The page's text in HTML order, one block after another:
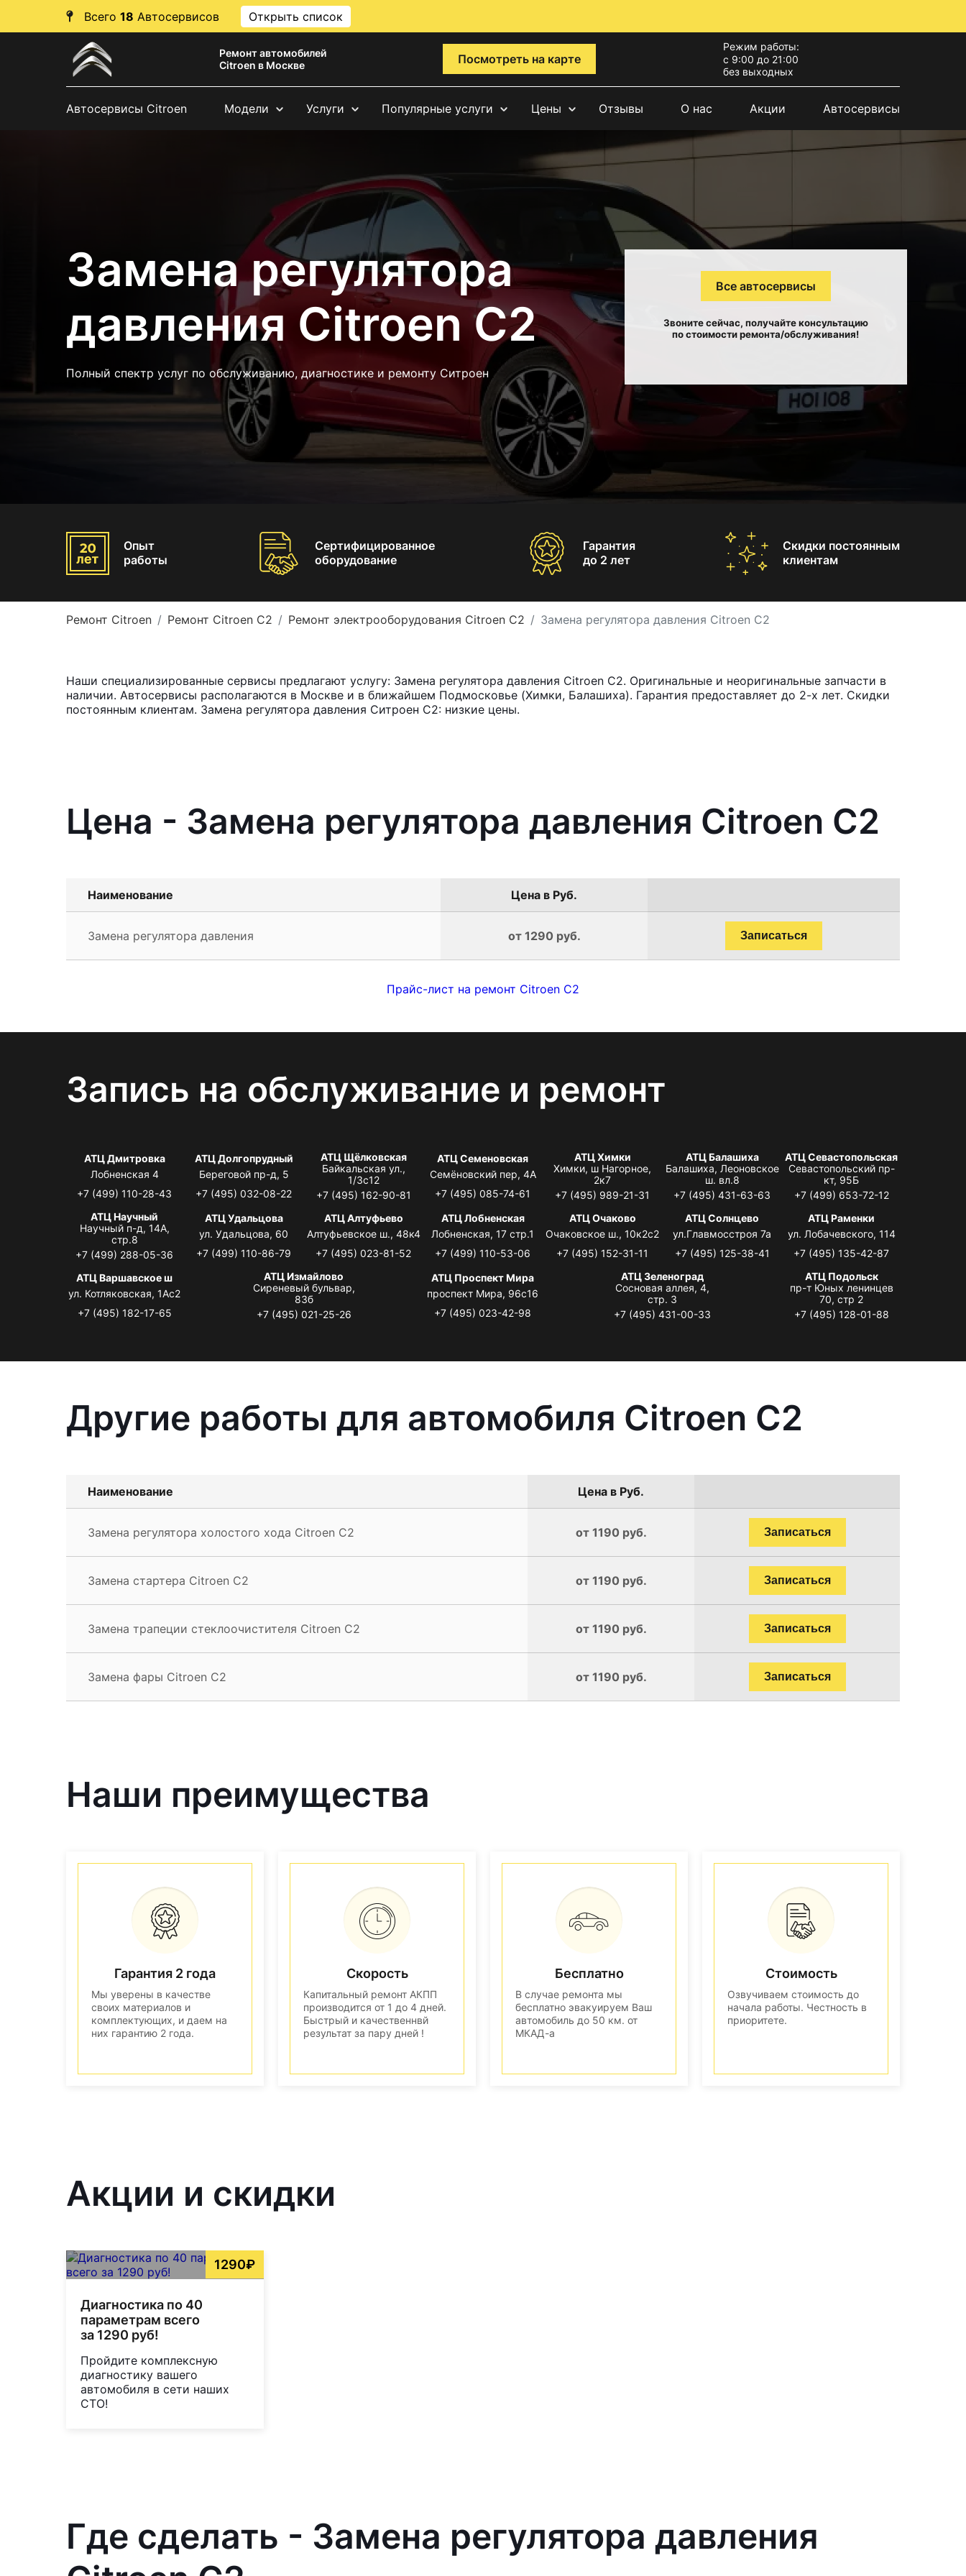
Всего 18 Автосервисов Открыть список
Ремонт автомобилей
Citroen в Москве
Посмотреть на карте
Режим работы:
с 9:00 до 21:00
без выходных
Автосервисы Citroen Модели Услуги Популярные услуги Цены Отзывы О нас Акции Автосервисы
Замена регулятора
давления Citroen C2
Полный спектр услуг по обслуживанию, диагностике и ремонту Ситроен
Все автосервисы
Звоните сейчас, получайте консультацию
по стоимости ремонта/обслуживания!
Опыт
работы
Сертифицированное
оборудование
Гарантия
до 2 лет
Скидки постоянным
клиентам
Ремонт Citroen Ремонт Citroen C2 Ремонт электрооборудования Citroen C2 Замена регулятора давления Citroen C2
Наши специализированные сервисы предлагают услугу: Замена регулятора давления Citroen C2. Оригинальные и неоригинальные запчасти в
наличии. Автосервисы располагаются в Москве и в ближайшем Подмосковье (Химки, Балашиха). Гарантия предоставляет до 2-х лет. Скидки
постоянным клиентам. Замена регулятора давления Ситроен С2: низкие цены.
Цена - Замена регулятора давления Citroen C2
Наименование Цена в Руб.
Замена регулятора давления от 1290 руб. Записаться
Прайс-лист на ремонт Citroen C2
Запись на обслуживание и ремонт
АТЦ Дмитровка
Лобненская 4
+7 (499) 110-28-43
АТЦ Долгопрудный
Береговой пр-д, 5
+7 (495) 032-08-22
АТЦ Щёлковская
Байкальская ул.,
1/3с12
+7 (495) 162-90-81
АТЦ Семеновская
Семёновский пер, 4А
+7 (495) 085-74-61
АТЦ Химки
Химки, ш Нагорное,
2к7
+7 (495) 989-21-31
АТЦ Балашиха
Балашиха, Леоновское
ш. вл.8
+7 (495) 431-63-63
АТЦ Севастопольская
Севастопольский пр-
кт, 95Б
+7 (499) 653-72-12
АТЦ Научный
Научный п-д, 14А,
стр.8
+7 (499) 288-05-36
АТЦ Удальцова
ул. Удальцова, 60
+7 (499) 110-86-79
АТЦ Алтуфьево
Алтуфьевское ш., 48к4
+7 (495) 023-81-52
АТЦ Лобненская
Лобненская, 17 стр.1
+7 (499) 110-53-06
АТЦ Очаково
Очаковское ш., 10к2с2
+7 (495) 152-31-11
АТЦ Солнцево
ул.Главмосстроя 7а
+7 (495) 125-38-41
АТЦ Раменки
ул. Лобачевского, 114
+7 (495) 135-42-87
АТЦ Варшавское ш
ул. Котляковская, 1Ас2
+7 (495) 182-17-65
АТЦ Измайлово
Сиреневый бульвар,
83б
+7 (495) 021-25-26
АТЦ Проспект Мира
проспект Мира, 96с16
+7 (495) 023-42-98
АТЦ Зеленоград
Сосновая аллея, 4,
стр. 3
+7 (495) 431-00-33
АТЦ Подольск
пр-т Юных ленинцев
70, стр 2
+7 (495) 128-01-88
Другие работы для автомобиля Citroen C2
Наименование Цена в Руб.
Замена регулятора холостого хода Citroen C2 от 1190 руб. Записаться
Замена стартера Citroen C2 от 1190 руб. Записаться
Замена трапеции стеклоочистителя Citroen C2 от 1190 руб. Записаться
Замена фары Citroen C2 от 1190 руб. Записаться
Наши преимущества
Гарантия 2 года
Мы уверены в качестве
своих материалов и
комплектующих, и даем на
них гарантию 2 года.
Скорость
Капитальный ремонт АКПП
производится от 1 до 4 дней.
Быстрый и качественнвй
результат за пару дней !
Бесплатно
В случае ремонта мы
бесплатно эвакуируем Ваш
автомобиль до 50 км. от
МКАД-а
Стоимость
Озвучиваем стоимость до
начала работы. Честность в
приоритете.
Акции и скидки
1290₽
Диагностика по 40
параметрам всего
за 1290 руб!
Пройдите комплексную
диагностику вашего
автомобиля в сети наших
СТО!
Где сделать - Замена регулятора давления